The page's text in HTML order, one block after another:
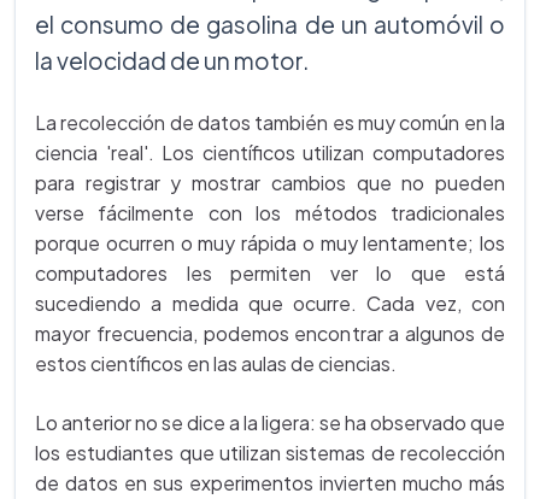
el consumo de gasolina de un automóvil o
la velocidad de un motor.
La recolección de datos también es muy común en la
ciencia 'real'. Los científicos utilizan computadores
para registrar y mostrar cambios que no pueden
verse fácilmente con los métodos tradicionales
porque ocurren o muy rápida o muy lentamente; los
computadores les permiten ver lo que está
sucediendo a medida que ocurre. Cada vez, con
mayor frecuencia, podemos encontrar a algunos de
estos científicos en las aulas de ciencias.
Lo anterior no se dice a la ligera: se ha observado que
los estudiantes que utilizan sistemas de recolección
de datos en sus experimentos invierten mucho más